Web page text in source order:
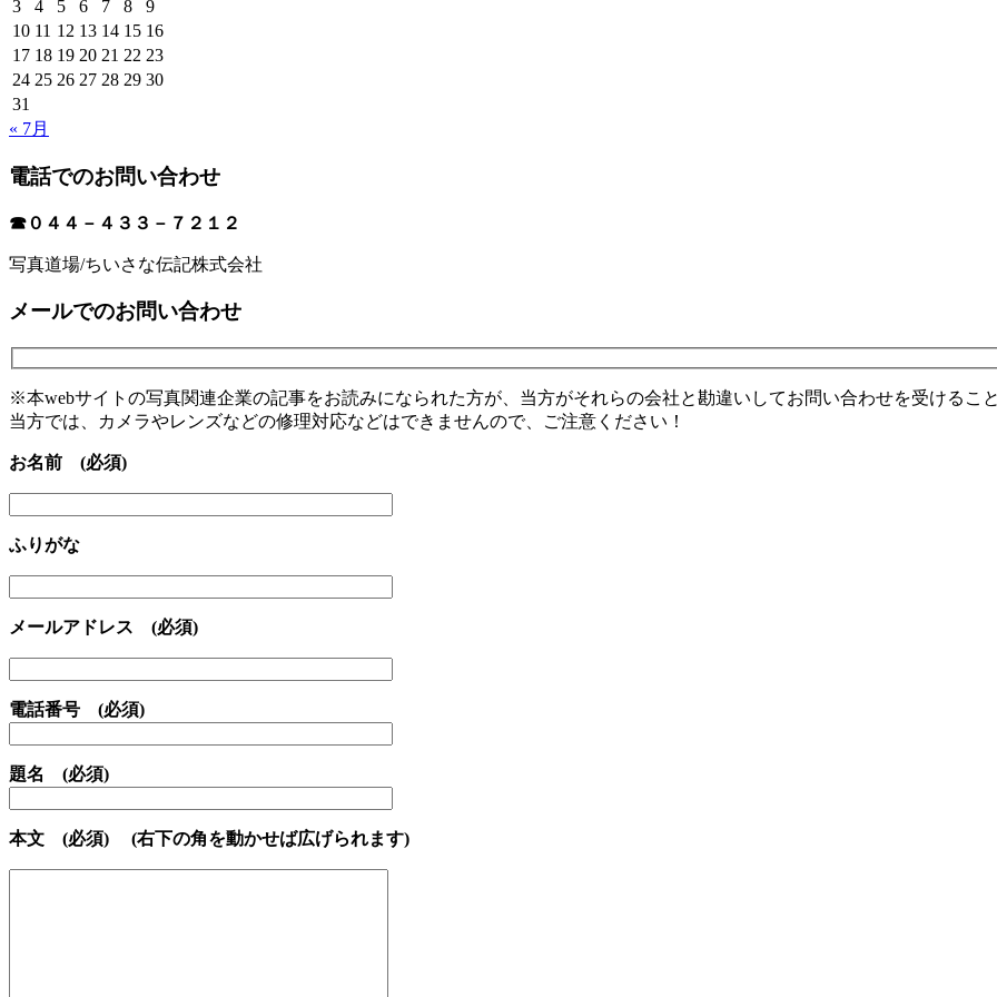
3
4 5 6 7 8
9
10 11 12 13 14 15 16
17 18 19 20 21 22 23
24 25 26 27 28 29 30
31
« 7月
電話でのお問い合わせ
☎０４４－４３３－７２１２
写真道場/ちいさな伝記株式会社
メールでのお問い合わせ
※本webサイトの写真関連企業の記事をお読みになられた方が、当方がそれらの会社と勘違いしてお問い合わせを受けるこ
当方では、カメラやレンズなどの修理対応などはできませんので、ご注意ください！
お名前 (必須)
ふりがな
メールアドレス (必須)
電話番号 (必須)
題名 (必須)
本文 (必須) (右下の角を動かせば広げられます)